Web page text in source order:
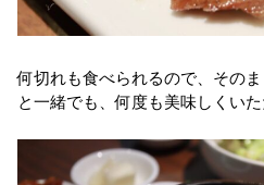
何切れも食べられるので、その
と一緒でも、何度も美味しくい